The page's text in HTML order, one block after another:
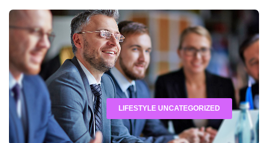
LIFESTYLE UNCATEGORIZED